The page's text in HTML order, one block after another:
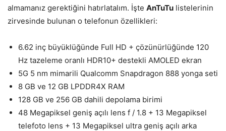
almamanız gerektiğini hatırlatalım. İşte AnTuTu listelerinin
zirvesinde bulunan o telefonun özellikleri:
6.62 inç büyüklüğünde Full HD + çözünürlüğünde 120
Hz tazeleme oranlı HDR10+ destekli AMOLED ekran
5G 5 nm mimarili Qualcomm Snapdragon 888 yonga seti
8 GB ve 12 GB LPDDR4X RAM
128 GB ve 256 GB dahili depolama birimi
48 Megapiksel geniş açılı lens f / 1.8 + 13 Megapiksel
telefoto lens + 13 Megapiksel ultra geniş açılı arka